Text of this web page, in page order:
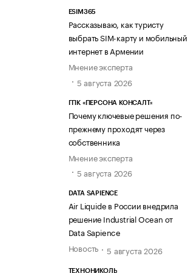
ESIM365
Рассказываю, как туристу
выбрать SIM-карту и мобильный
интернет в Армении
Мнение эксперта
5 августа 2026
ГПК «ПЕРСОНА КОНСАЛТ»
Почему ключевые решения по-
прежнему проходят через
собственника
Мнение эксперта
5 августа 2026
DATA SAPIENCE
Air Liquide в России внедрила
решение Industrial Ocean от
Data Sapience
Новость
5 августа 2026
ТЕХНОНИКОЛЬ